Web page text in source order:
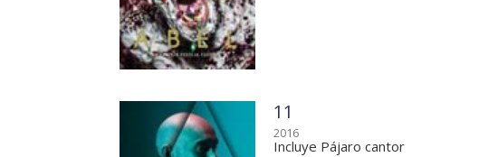
11
2016
Incluye Pájaro cantor